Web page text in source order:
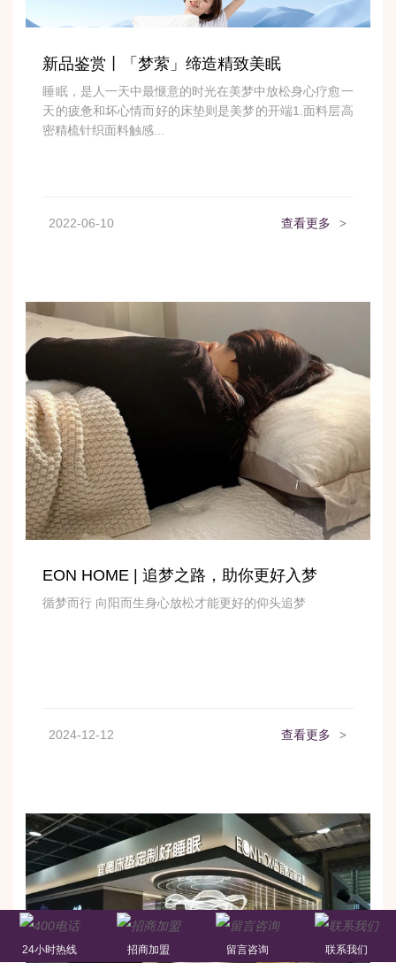
新品鉴赏丨「梦萦」缔造精致美眠
睡眠，是人一天中最惬意的时光在美梦中放松身心疗愈一
天的疲惫和坏心情而好的床垫则是美梦的开端1.面料层高
密精梳针织面料触感...
2022-06-10 查看更多 >
EON HOME | 追梦之路，助你更好入梦
循梦而行 向阳而生身心放松才能更好的仰头追梦
2024-12-12 查看更多 >
24小时热线 招商加盟 留言咨询 联系我们